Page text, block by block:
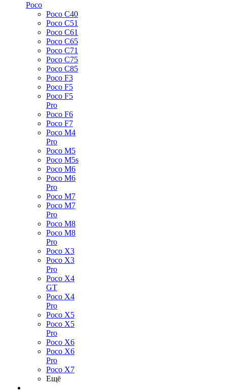
Poco
Poco C40
Poco C51
Poco C61
Poco C65
Poco C71
Poco C75
Poco C85
Poco F3
Poco F5
Poco F5
Pro
Poco F6
Poco F7
Poco M4
Pro
Poco M5
Poco M5s
Poco M6
Poco M6
Pro
Poco M7
Poco M7
Pro
Poco M8
Poco M8
Pro
Poco X3
Poco X3
Pro
Poco X4
GT
Poco X4
Pro
Poco X5
Poco X5
Pro
Poco X6
Poco X6
Pro
Poco X7
Ещё